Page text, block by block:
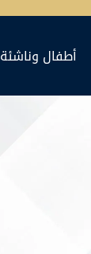
أطفال وناشئة